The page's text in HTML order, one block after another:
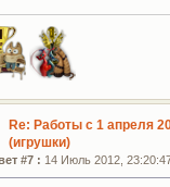
Re: Работы с 1 апреля
(игрушки)
#7 : 14 Июль 2012,